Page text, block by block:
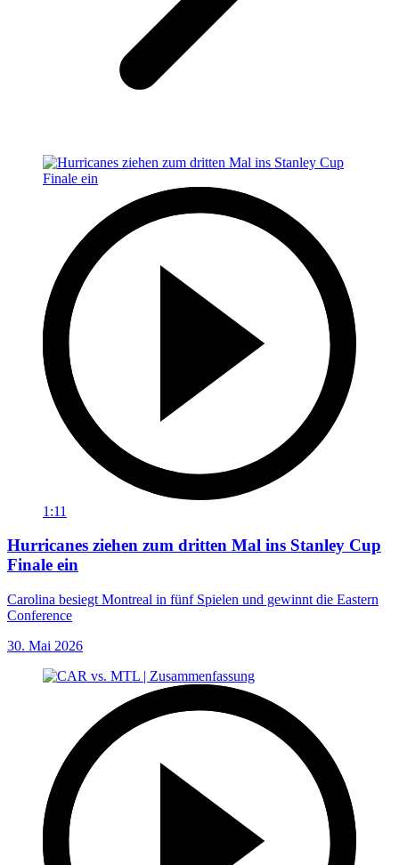
1:11
Hurricanes ziehen zum dritten Mal ins Stanley Cup
Finale ein
Carolina besiegt Montreal in fünf Spielen und gewinnt die Eastern
Conference
30. Mai 2026